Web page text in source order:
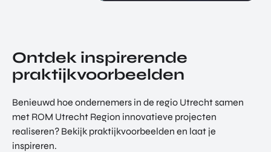
Ontdek inspirerende
praktijkvoorbeelden
Benieuwd hoe ondernemers in de regio Utrecht samen
met ROM Utrecht Region innovatieve projecten
realiseren? Bekijk praktijkvoorbeelden en laat je
inspireren.